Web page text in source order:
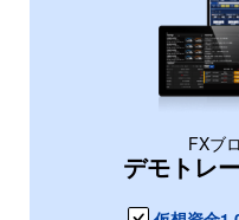
FXブ
デモトレ